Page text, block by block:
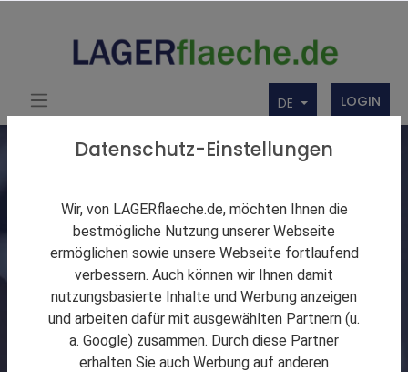
DE LOGIN
Unternehmen der
Logistikbranche
Datenschutz-Einstellungen
Wir, von LAGERflaeche.de, möchten Ihnen die
bestmögliche Nutzung unserer Webseite
ermöglichen sowie unsere Webseite fortlaufend
verbessern. Auch können wir Ihnen damit
nutzungsbasierte Inhalte und Werbung anzeigen
und arbeiten dafür mit ausgewählten Partnern (u.
a. Google) zusammen. Durch diese Partner
erhalten Sie auch Werbung auf anderen